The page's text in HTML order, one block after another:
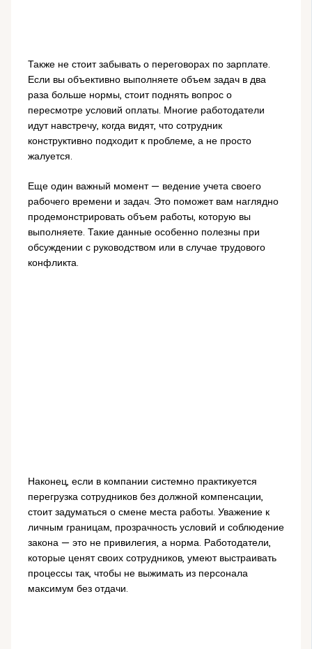
Также не стоит забывать о переговорах по зарплате.
Если вы объективно выполняете объем задач в два
раза больше нормы, стоит поднять вопрос о
пересмотре условий оплаты. Многие работодатели
идут навстречу, когда видят, что сотрудник
конструктивно подходит к проблеме, а не просто
жалуется.
Еще один важный момент — ведение учета своего
рабочего времени и задач. Это поможет вам наглядно
продемонстрировать объем работы, которую вы
выполняете. Такие данные особенно полезны при
обсуждении с руководством или в случае трудового
конфликта.
Наконец, если в компании системно практикуется
перегрузка сотрудников без должной компенсации,
стоит задуматься о смене места работы. Уважение к
личным границам, прозрачность условий и соблюдение
закона — это не привилегия, а норма. Работодатели,
которые ценят своих сотрудников, умеют выстраивать
процессы так, чтобы не выжимать из персонала
максимум без отдачи.